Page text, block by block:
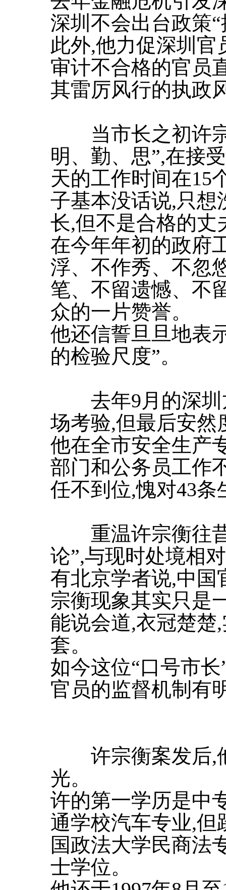
深圳不会出台政策
此外,他力促深圳官
审计不合格的官员
其雷厉风行的执政
当市长之初许宗
明、勤、思”,在接
天的工作时间在15
子基本没话说,只想
长,但不是合格的丈
在今年年初的政府
浮、不作秀、不忽
笔、不留遗憾、不
众的一片赞誉。
他还信誓旦旦地表
的检验尺度”。
去年9月的深圳
场考验,但最后安然
他在全市安全生产
部门和公务员工作
任不到位,愧对43条
重温许宗衡往昔
论”,与现时处境相
有北京学者说,中国
宗衡现象其实只是
能说会道,衣冠楚楚
套。
如今这位“口号市
官员的监督机制有
许宗衡案发后,
光。
许的第一学历是中
通学校汽车专业,但
国政法大学民商法
士学位。